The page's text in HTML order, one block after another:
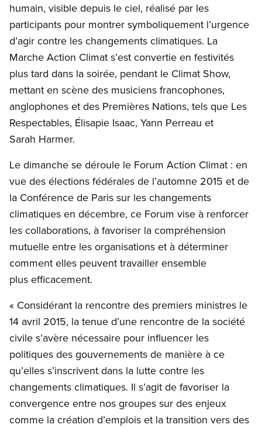
humain, visible depuis le ciel, réalisé par les
participants pour montrer symboliquement l’urgence
d’agir contre les changements climatiques. La
Marche Action Climat s’est convertie en festivités
plus tard dans la soirée, pendant le Climat Show,
mettant en scène des musiciens francophones,
anglophones et des Premières Nations, tels que Les
Respectables, Élisapie Isaac, Yann Perreau et
Sarah Harmer.
Le dimanche se déroule le Forum Action Climat : en
vue des élections fédérales de l’automne 2015 et de
la Conférence de Paris sur les changements
climatiques en décembre, ce Forum vise à renforcer
les collaborations, à favoriser la compréhension
mutuelle entre les organisations et à déterminer
comment elles peuvent travailler ensemble
plus efficacement.
« Considérant la rencontre des premiers ministres le
14 avril 2015, la tenue d’une rencontre de la société
civile s’avère nécessaire pour influencer les
politiques des gouvernements de manière à ce
qu’elles s’inscrivent dans la lutte contre les
changements climatiques. Il s’agit de favoriser la
convergence entre nos groupes sur des enjeux
comme la création d’emplois et la transition vers des